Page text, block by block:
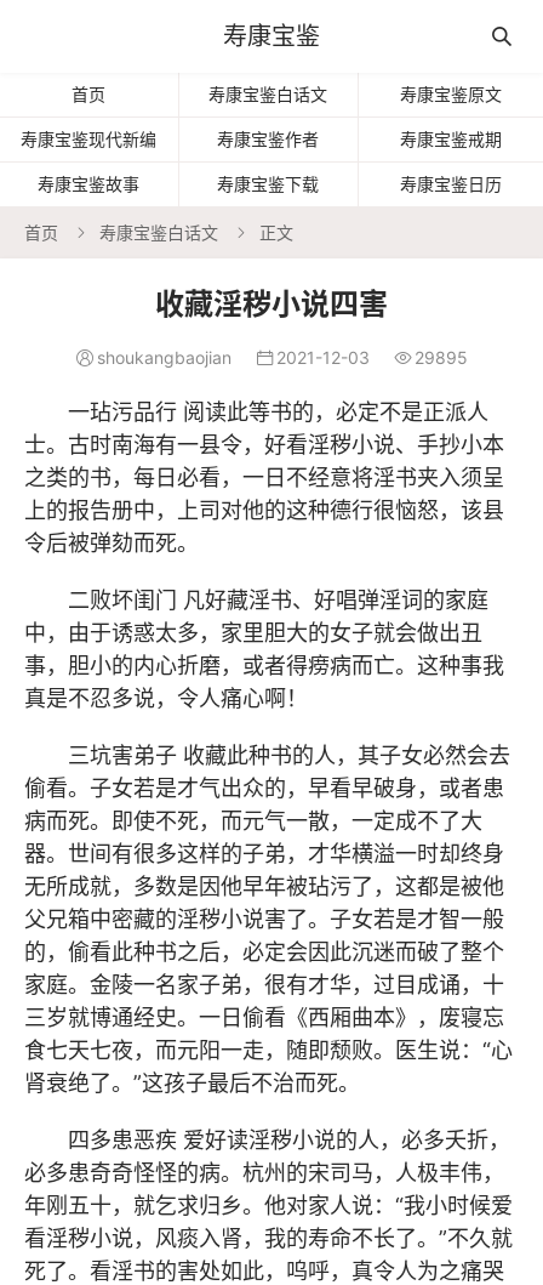
寿康宝鉴 
首页 寿康宝鉴白话文 寿康宝鉴原文
寿康宝鉴现代新编 寿康宝鉴作者 寿康宝鉴戒期
寿康宝鉴故事 寿康宝鉴下载 寿康宝鉴日历
首页  寿康宝鉴白话文  正文
收藏淫秽小说四害
 shoukangbaojian  2021-12-03  29895
一玷污品行 阅读此等书的，必定不是正派人
士。古时南海有一县令，好看淫秽小说、手抄小本
之类的书，每日必看，一日不经意将淫书夹入须呈
上的报告册中，上司对他的这种德行很恼怒，该县
令后被弹劾而死。
二败坏闺门 凡好藏淫书、好唱弹淫词的家庭
中，由于诱惑太多，家里胆大的女子就会做出丑
事，胆小的内心折磨，或者得痨病而亡。这种事我
真是不忍多说，令人痛心啊！
三坑害弟子 收藏此种书的人，其子女必然会去
偷看。子女若是才气出众的，早看早破身，或者患
病而死。即使不死，而元气一散，一定成不了大
器。世间有很多这样的子弟，才华横溢一时却终身
无所成就，多数是因他早年被玷污了，这都是被他
父兄箱中密藏的淫秽小说害了。子女若是才智一般
的，偷看此种书之后，必定会因此沉迷而破了整个
家庭。金陵一名家子弟，很有才华，过目成诵，十
三岁就博通经史。一日偷看《西厢曲本》，废寝忘
食七天七夜，而元阳一走，随即颓败。医生说：“心
肾衰绝了。”这孩子最后不治而死。
四多患恶疾 爱好读淫秽小说的人，必多夭折，
必多患奇奇怪怪的病。杭州的宋司马，人极丰伟，
年刚五十，就乞求归乡。他对家人说： “我小时候爱
看淫秽小说，风痰入肾，我的寿命不长了。”不久就
死了。看淫书的害处如此，呜呼，真令人为之痛哭